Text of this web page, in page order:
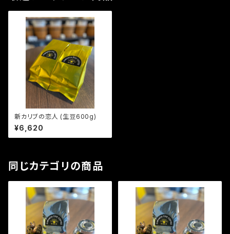
新カリブの恋人 (生豆600g)
¥6,620
同じカテゴリの商品